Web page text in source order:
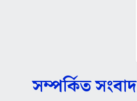
সম্পর্কিত সংবাদ